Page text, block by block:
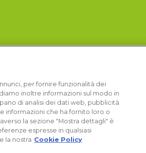
per fornire funzionalità dei
inoltre informazioni sul modo in
di analisi dei dati web, pubblicità
informazioni che ha fornito loro o
la sezione "Mostra dettagli" è
espresse in qualsiasi
la nostra Cookie Policy